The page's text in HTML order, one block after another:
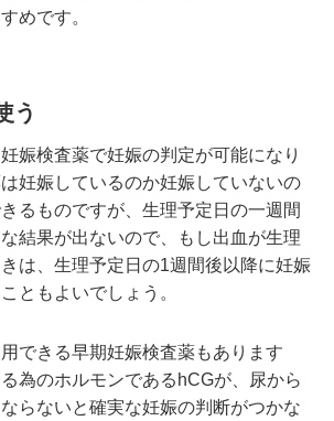
めです。
う
娠検査薬で妊娠の判定が可能になり
妊娠しているのか妊娠していないの
るものですが、生理予定日の一週間
結果が出ないので、もし出血が生理
は、生理予定日の1週間後以降に妊娠
ともよいでしょう。
できる早期妊娠検査薬もあります
為のホルモンであるhCGが、尿から
らないと確実な妊娠の判断がつかな